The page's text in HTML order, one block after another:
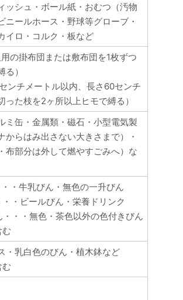
ッシュ・ボール紙・おむつ（汚物
ニールホース・野球等グローブ・
イロ・コルク・板など
用の掛布団または敷布団を1枚ずつ
）
ンチメートル以内、長さ60センチ
った枝を2ヶ所以上ヒモで縛る）
ミ缶・金属類・磁石・小型電気製
からはみ出さない大きさまで）・
布部分は外して燃やすごみへ）な
・・牛乳びん・無色の一升びん
・・ビールびん・栄養ドリンク
・・・無色・茶色以外の色付きびん
・乳白色のびん・植木鉢など